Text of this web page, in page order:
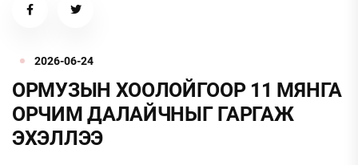
2026-06-24
ОРМУЗЫН ХООЛОЙГООР 11 МЯНГА
ОРЧИМ ДАЛАЙЧНЫГ ГАРГАЖ
ЭХЭЛЛЭЭ